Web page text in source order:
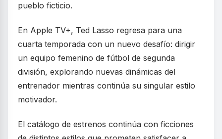
pueblo ficticio.
En Apple TV+, Ted Lasso regresa para una
cuarta temporada con un nuevo desafío: dirigir
un equipo femenino de fútbol de segunda
división, explorando nuevas dinámicas del
entrenador mientras continúa su singular estilo
motivador.
El catálogo de estrenos continúa con ficciones